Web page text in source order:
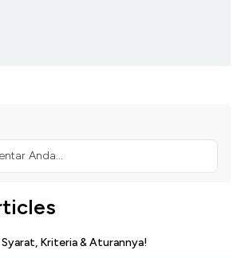
Anda...
Syarat, Kriteria & Aturannya!